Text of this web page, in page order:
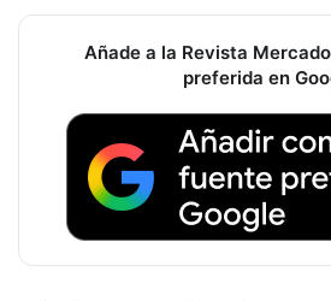
Añade a la Revista
preferida en